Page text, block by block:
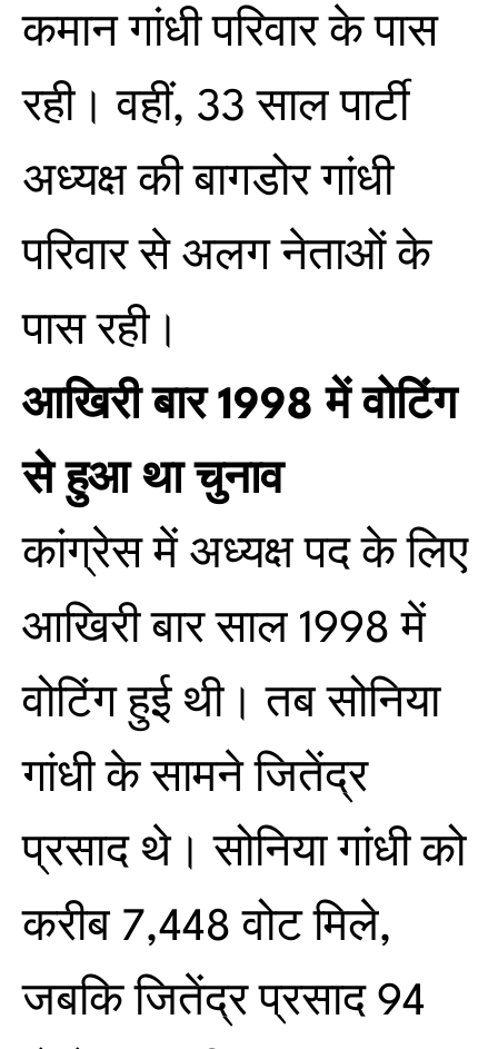
कमान गांधी परिवार के पास
रही। वहीं, 33 साल पार्टी
अध्यक्ष की बागडोर गांधी
परिवार से अलग नेताओं के
पास रही।
आखिरी बार 1998 में वोटिंग
से हुआ था चुनाव
कांग्रेस में अध्यक्ष पद के लिए
आखिरी बार साल 1998 में
वोटिंग हुई थी। तब सोनिया
गांधी के सामने जितेंद्र
प्रसाद थे। सोनिया गांधी को
करीब 7,448 वोट मिले,
जबकि जितेंद्र प्रसाद 94